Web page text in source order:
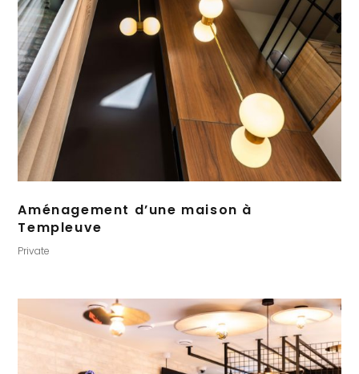
Aménagement d’une maison à
Templeuve
Private